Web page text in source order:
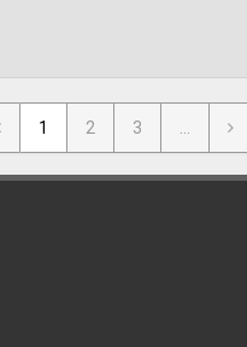
1 2 3